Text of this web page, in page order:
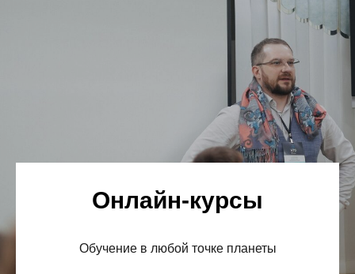
Онлайн-курсы
Обучение в любой точке планеты